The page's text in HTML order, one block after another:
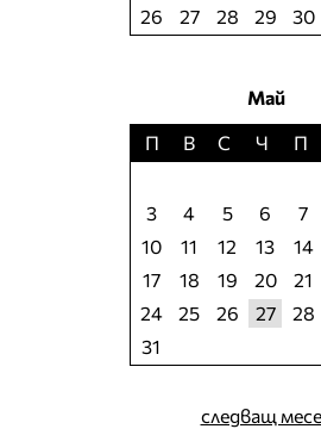
26
27 28 29 30
Май
П
В С Ч П
3
4 5 6 7
10
11 12 13 14
17
18 19 20 21
24
25 26 27 28
31
следващ